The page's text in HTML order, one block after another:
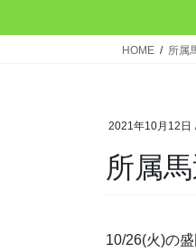
HOME 所属
2021年10月12日
所属
10/26(火)の